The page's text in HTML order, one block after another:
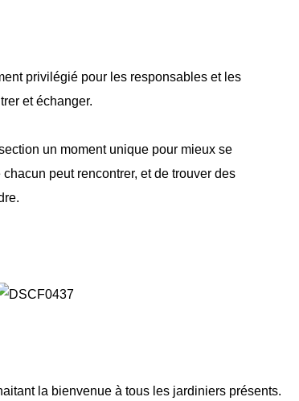
privilégié pour les responsables et les
et échanger.
un moment unique pour mieux se
peut rencontrer, et de trouver des
la bienvenue à tous les jardiniers présents.